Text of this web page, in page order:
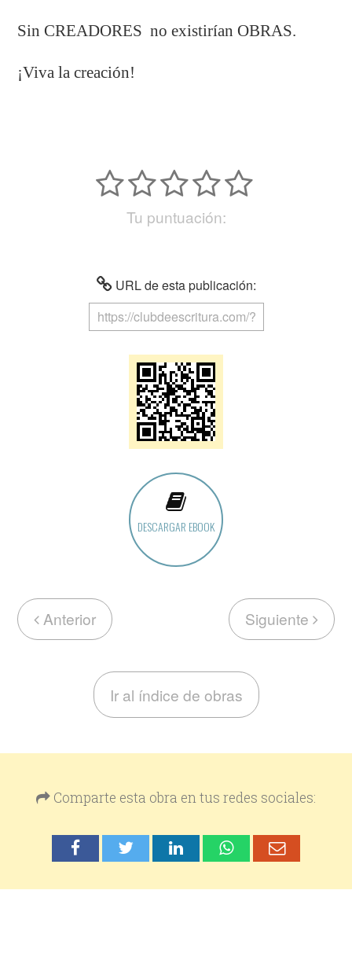
Sin CREADORES no existirían OBRAS.
¡Viva la creación!
Tu puntuación:
URL de esta publicación:
DESCARGAR EBOOK
Anterior Siguiente
Ir al índice de obras
Comparte esta obra en tus redes sociales: